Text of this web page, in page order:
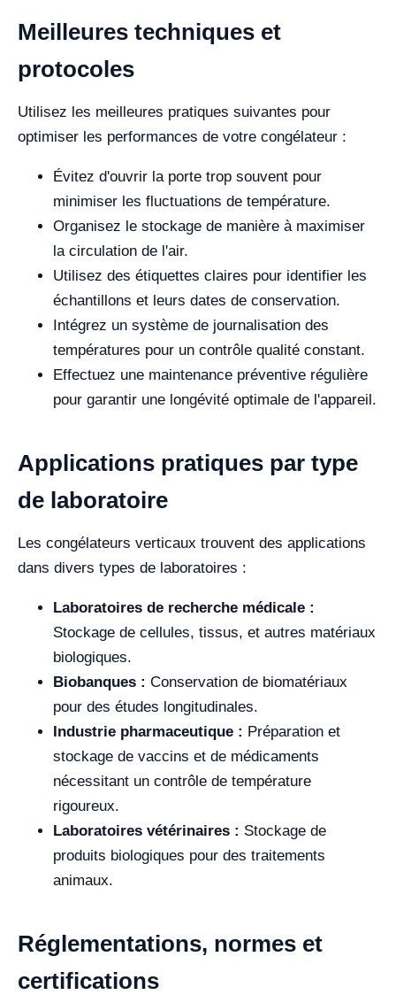
Meilleures techniques et
protocoles
Utilisez les meilleures pratiques suivantes pour
optimiser les performances de votre congélateur :
Évitez d'ouvrir la porte trop souvent pour
minimiser les fluctuations de température.
Organisez le stockage de manière à maximiser
la circulation de l'air.
Utilisez des étiquettes claires pour identifier les
échantillons et leurs dates de conservation.
Intégrez un système de journalisation des
températures pour un contrôle qualité constant.
Effectuez une maintenance préventive régulière
pour garantir une longévité optimale de l'appareil.
Applications pratiques par type
de laboratoire
Les congélateurs verticaux trouvent des applications
dans divers types de laboratoires :
Laboratoires de recherche médicale :
Stockage de cellules, tissus, et autres matériaux
biologiques.
Biobanques : Conservation de biomatériaux
pour des études longitudinales.
Industrie pharmaceutique : Préparation et
stockage de vaccins et de médicaments
nécessitant un contrôle de température
rigoureux.
Laboratoires vétérinaires : Stockage de
produits biologiques pour des traitements
animaux.
Réglementations, normes et
certifications